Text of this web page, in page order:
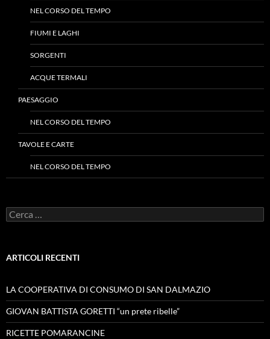
NEL CORSO DEL TEMPO
FIUMI E LAGHI
SORGENTI
ACQUE TERMALI
PAESAGGIO
NEL CORSO DEL TEMPO
TAVOLE E CARTE
NEL CORSO DEL TEMPO
Ricerca
per:
ARTICOLI RECENTI
LA COOPERATIVA DI CONSUMO DI SAN DALMAZIO
GIOVAN BATTISTA GORETTI “un prete ribelle”
RICETTE POMARANCINE